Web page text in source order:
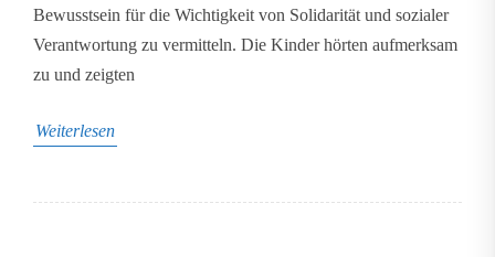
Bewusstsein für die Wichtigkeit von Solidarität und sozialer
Verantwortung zu vermitteln. Die Kinder hörten aufmerksam
zu und zeigten
Weiterlesen